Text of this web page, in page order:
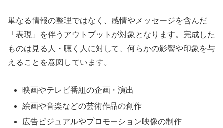
単なる情報の整理ではなく、感情やメッセージを含んだ
「表現」を伴うアウトプットが対象となります。完成した
ものは見る人・聴く人に対して、何らかの影響や印象を与
えることを意図しています。
映画やテレビ番組の企画・演出
絵画や音楽などの芸術作品の創作
広告ビジュアルやプロモーション映像の制作